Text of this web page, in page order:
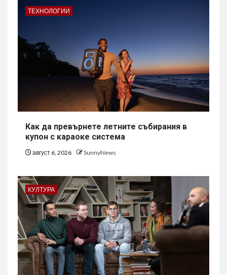
ТЕХНОЛОГИИ
Как да превърнете летните събирания в
купон с караоке система
август 6, 2026 SunnyNews
КУЛТУРА